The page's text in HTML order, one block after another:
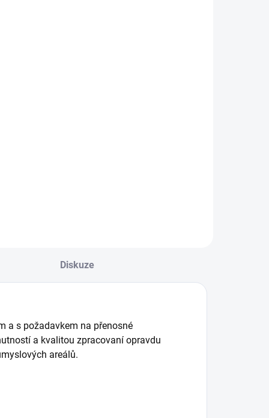
Diskuze
a s požadavkem na přenosné
a kvalitou zpracovaní opravdu
areálů.